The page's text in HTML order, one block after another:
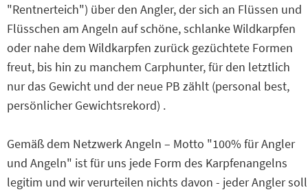
"Rentnerteich") über den Angler, der sich an Flüssen und
Flüsschen am Angeln auf schöne, schlanke Wildkarpfen
oder nahe dem Wildkarpfen zurück gezüchtete Formen
freut, bis hin zu manchem Carphunter, für den letztlich
nur das Gewicht und der neue PB zählt (personal best,
persönlicher Gewichtsrekord) .
Gemäß dem Netzwerk Angeln – Motto "100% für Angler
und Angeln" ist für uns jede Form des Karpfenangelns
legitim und wir verurteilen nichts davon - jeder Angler soll